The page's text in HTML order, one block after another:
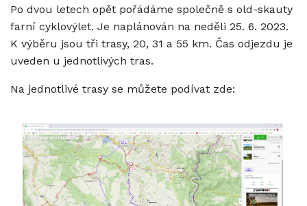
Po dvou letech opět pořádáme společně s old-skauty
farní cyklovýlet. Je naplánován na neděli 25. 6. 2023.
K výběru jsou tři trasy, 20, 31 a 55 km. Čas odjezdu je
uveden u jednotlivých tras.
Na jednotlivé trasy se můžete podívat zde: